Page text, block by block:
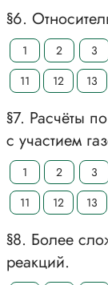
§6.
1 2 3
11
12 13
§7. Расчёты
с участием
1 2 3
11
12 13
§8. Более
реакций.